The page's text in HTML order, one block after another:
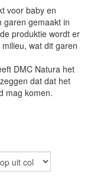
voor baby en
garen gemaakt in
produktie wordt er
wat dit garen
DMC Natura het
dat dat het
mag komen.